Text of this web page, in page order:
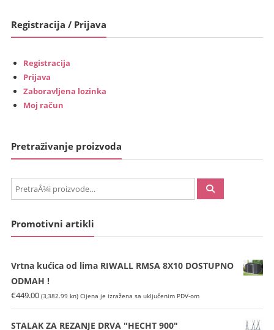
Registracija / Prijava
Registracija
Prijava
Zaboravljena lozinka
Moj račun
Pretraživanje proizvoda
PretraÅ¾i:
Promotivni artikli
Vrtna kućica od lima RIWALL RMSA 8X10 DOSTUPNO
ODMAH !
€449.00 (3,382.99 kn) Cijena je izražena sa uključenim PDV-om
STALAK ZA REZANJE DRVA "HECHT 900"